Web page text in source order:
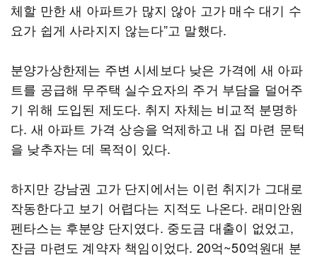
체할 만한 새 아파트가 많지 않아 고가 매수 대기 수
요가 쉽게 사라지지 않는다”고 말했다.
분양가상한제는 주변 시세보다 낮은 가격에 새 아파
트를 공급해 무주택 실수요자의 주거 부담을 덜어주
기 위해 도입된 제도다. 취지 자체는 비교적 분명하
다. 새 아파트 가격 상승을 억제하고 내 집 마련 문턱
을 낮추자는 데 목적이 있다.
하지만 강남권 고가 단지에서는 이런 취지가 그대로
작동한다고 보기 어렵다는 지적도 나온다. 래미안원
펜타스는 후분양 단지였다. 중도금 대출이 없었고,
잔금 마련도 계약자 책임이었다. 20억~50억원대 분